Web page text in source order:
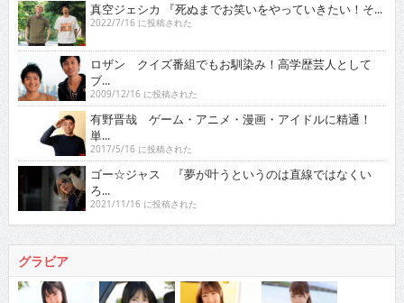
真空ジェシカ 『死ぬまでお笑いをやっていきたい！そ...
2022/7/16 に投稿された
ロザン クイズ番組でもお馴染み！高学歴芸人として
ブ...
2009/12/16 に投稿された
有野晋哉 ゲーム・アニメ・漫画・アイドルに精通！
単...
2017/5/16 に投稿された
ゴー☆ジャス 『夢が叶うというのは直線ではなくい
ろ...
2021/11/16 に投稿された
グラビア